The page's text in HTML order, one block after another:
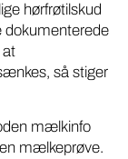
hørfrøtilskud
dokumenterede
at
så stiger
mælkinfo
mælkeprøve.